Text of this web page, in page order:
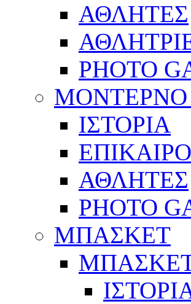
ΑΘΛΗΤΕΣ
PHOTO
ΙΣΤΟΡΙΑ
ΑΘΛΗΤΕΣ
PHOTO
ΜΠΑΣΚΕΤ